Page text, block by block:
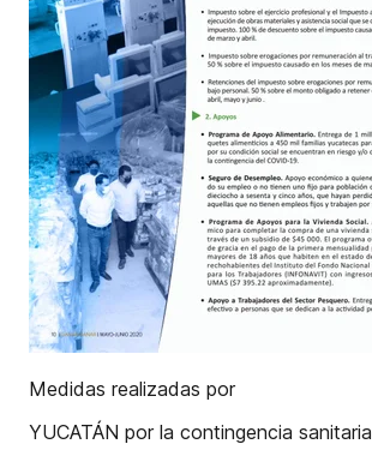
Medidas realizadas por
YUCATÁN por la contingencia